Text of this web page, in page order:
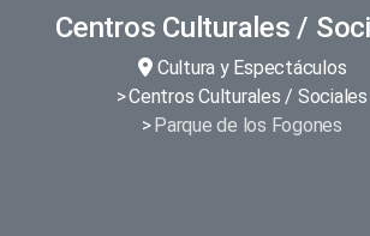
Centros Culturales /
Cultura y Espectáculos
Centros Culturales / Sociales
Parque de los Fogones